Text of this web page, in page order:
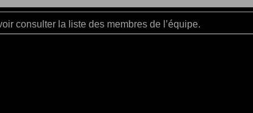
consulter la liste des membres de l’équipe.